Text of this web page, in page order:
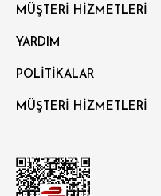
MÜŞTERİ HİZMETLERİ
YARDIM
POLİTİKALAR
MÜŞTERİ HİZMETLERİ